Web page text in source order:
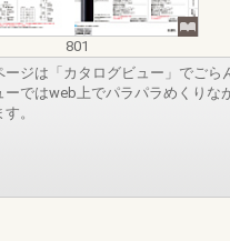
801
ージは「カタログビュー」でごら
ーではweb上でパラパラめくりな
。